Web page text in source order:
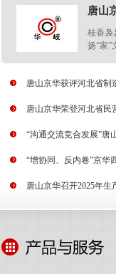
唐山
桂香袅
扬“家”
唐山京华获评河北省制
唐山京华荣登河北省民
“沟通交流竞合发展”唐
“增协同、反内卷”京华
唐山京华召开2025年